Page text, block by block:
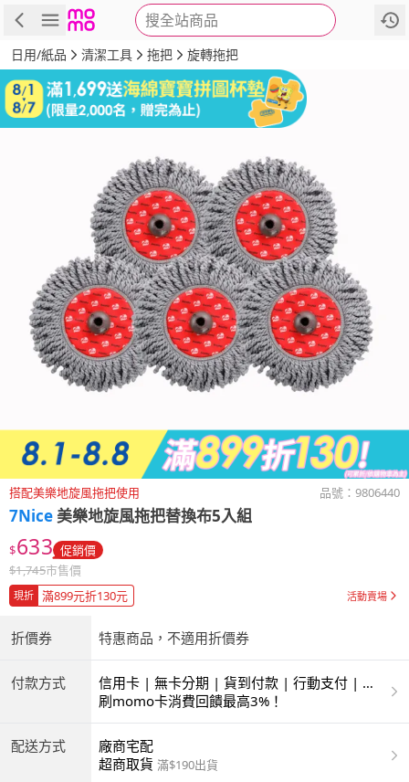
搜全站商品
商品 評價 詳情
日用/紙品 清潔工具 拖把 旋轉拖把
搭配美樂地旋風拖把使用 品號： 9806440
7Nice 美樂地旋風拖把替換布5入組
$633 促銷價
$1,745市售價
現折 滿899元折130元 活動賣場
折價券 特惠商品，不適用折價券
付款方式
信用卡 | 無卡分期 | 貨到付款 | 行動支付 | 超
商付款 | ATM | 銀聯卡 | 銀行帳戶付款
刷momo卡消費回饋最高3%！
配送方式
廠商宅配
超商取貨 滿$190出貨